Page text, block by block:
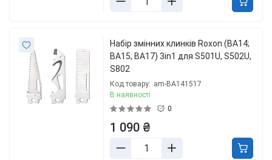
Набір змінних клинків Roxon (BA14;
BA15; BA17) 3in1 для S501U, S502U,
S802
Код товару: am-BA141517
В наявності
0
1 090 ₴